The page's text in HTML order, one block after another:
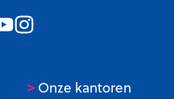
>Onze kantoren